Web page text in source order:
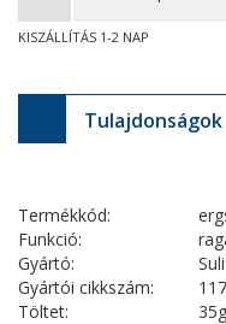
KISZÁLLÍTÁS 1-2 NAP
Tulajdonságok
Termékkód:
Funkció:
Gyártó:
Gyártói cikkszám:
Töltet: